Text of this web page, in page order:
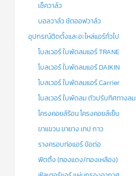
เช็ควาล์ว
บอลวาล์ว ชัตออฟวาล์ว
อุปกรณ์ติดตั้งและอะไหล่แอร์ทั่วไป
โบลเวอร์ ใบพัดลมแอร์ TRANE
โบลเวอร์ ใบพัดลมแอร์ DAIKIN
โบลเวอร์ ใบพัดลมแอร์ Carrier
โบลเวอร์ ใบพัดลม ตัวปรับทิศทางลม
โครงคอยล์ร้อน โครงคอยล์เย็น
ขาแขวน ขายาง เทป กาว
รางครอบท่อแอร์ ข้อต่อ
ฟิตติ้ง (ทองแดง/ทองเหลือง)